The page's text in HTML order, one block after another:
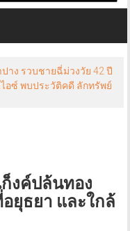
าง รวบชายฉี่ม่วงวัย 42 ปี
อซ์ พบประวัติคดี ลักทรัพย์
งค์ปล้นทอง
ยุธยา และใกล้